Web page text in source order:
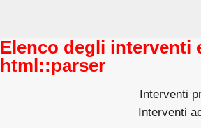
Elenco degli interventi
html::parser
Interventi
Interventi